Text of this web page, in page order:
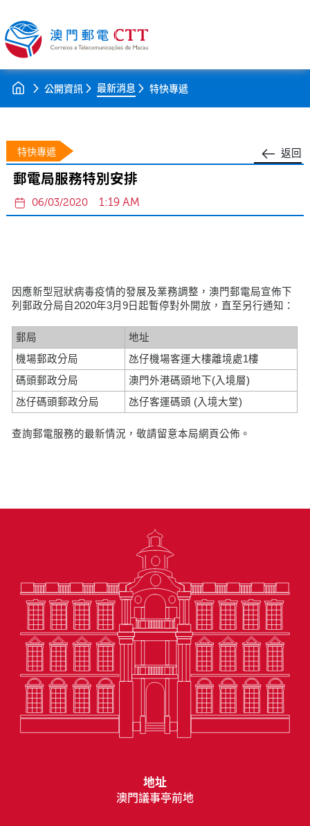
公開資訊 最新消息 特快專遞
返回
特快專遞
郵電局服務特別安排
06/03/2020 1:19 AM
因應新型冠狀病毒疫情的發展及業務調整，澳門郵電局宣佈下
列郵政分局自2020年3月9日起暫停對外開放，直至另行通知：
郵局
地址
機場郵政分局
氹仔機場客運大樓離境處1樓
碼頭郵政分局
澳門外港碼頭地下(入境層)
氹仔碼頭郵政分局
氹仔客運碼頭 (入境大堂)
查詢郵電服務的最新情況，敬請留意本局網頁公佈。
地址
澳門議事亭前地